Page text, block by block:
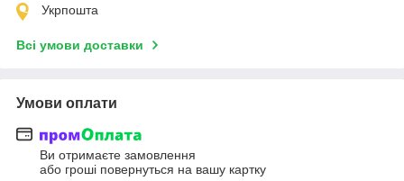
Укрпошта
Всі умови доставки
Умови оплати
Ви отримаєте замовлення
або гроші повернуться на вашу картку